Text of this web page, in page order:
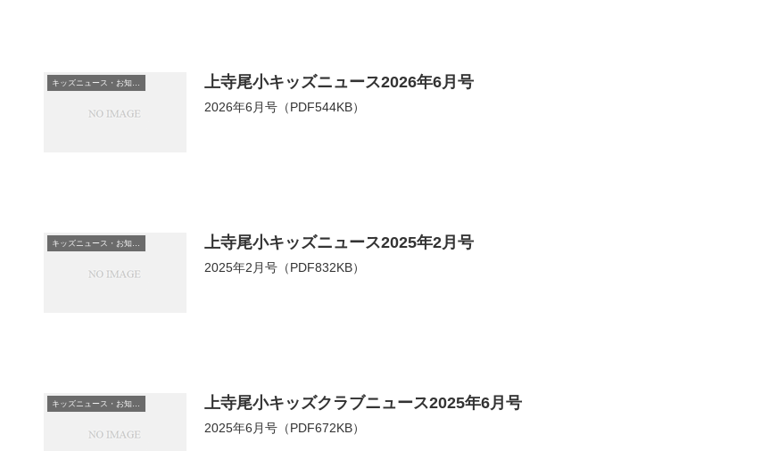
キッズニュース・お知らせ 上寺尾小キッズニュース2026年6月号
2026年6月号（PDF544KB）
キッズニュース・お知らせ 上寺尾小キッズニュース2025年2月号
2025年2月号（PDF832KB）
キッズニュース・お知らせ 上寺尾小キッズクラブニュース2025年6月号
2025年6月号（PDF672KB）